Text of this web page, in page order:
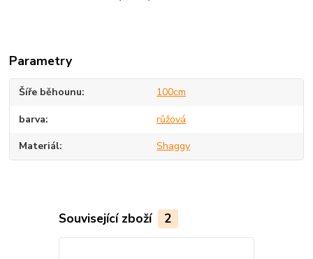
Parametry
Šíře běhounu 100cm
barva růžová
Materiál Shaggy
Související zboží 2